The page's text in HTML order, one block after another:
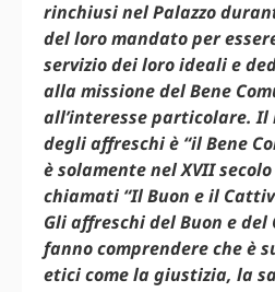
rinchiusi nel Palazzo
del loro mandato per
servizio dei loro ideali e
alla missione del Bene
all’interesse particolare.
degli affreschi è “il Bene
è solamente nel XVII
chiamati “Il Buon e il
Gli affreschi del Buon e del
fanno comprendere che è
etici come la giustizia, la